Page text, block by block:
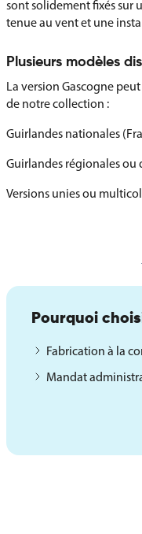
sont solidement fixés sur
tenue au vent et une
Plusieurs modèles
La version Gascogne
de notre collection :
Guirlandes nationales
Guirlandes régionales ou
Versions unies ou
et visuellement
institutionnels.
Pourquoi
Fabrication à la
Mandat